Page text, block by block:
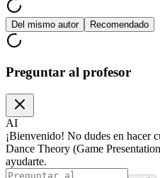
Del mismo autor Recomendado
Preguntar al profesor
AI
¡Bienvenido! No dudes en hacer
Dance Theory (Game
ayudarte.